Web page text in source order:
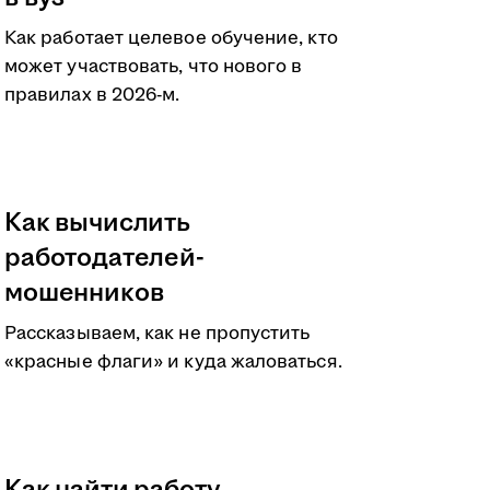
Как работает целевое обучение, кто
может участвовать, что нового в
правилах в 2026-м.
Как вычислить
работодателей-
мошенников
Рассказываем, как не пропустить
«красные флаги» и куда жаловаться.